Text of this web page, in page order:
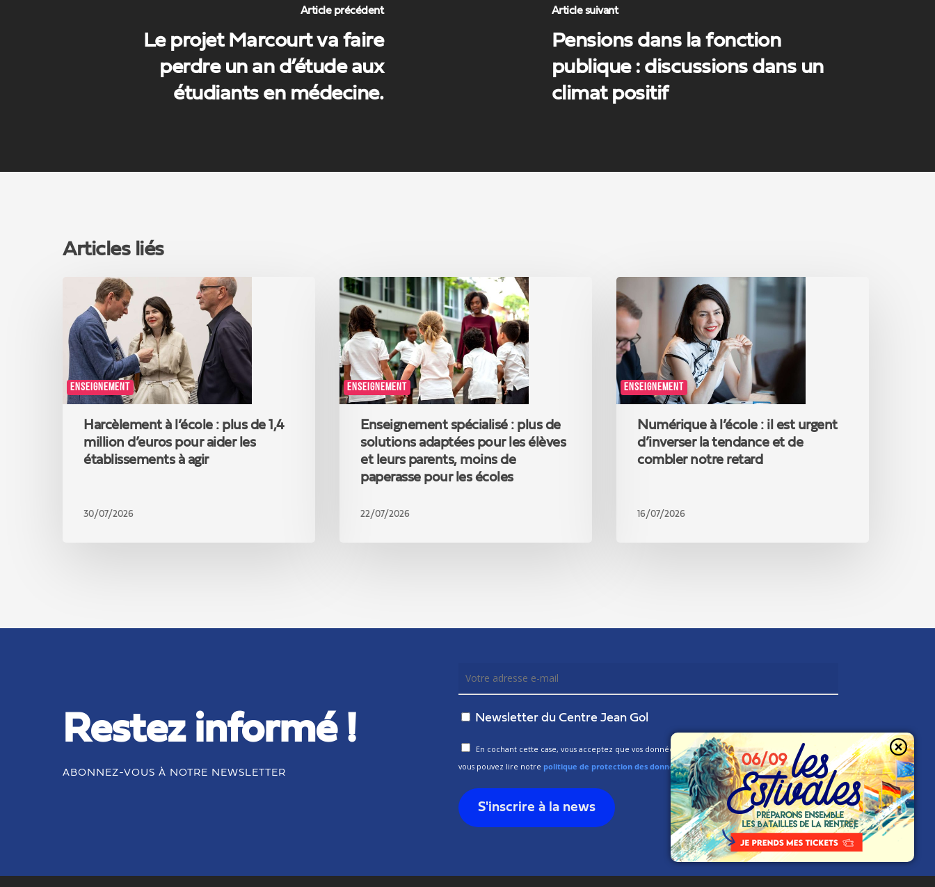
Article précédent
Le projet Marcourt va faire
perdre un an d’étude aux
étudiants en médecine.
Article suivant
Pensions dans la fonction
publique : discussions dans un
climat positif
Articles liés
ENSEIGNEMENT
Harcèlement
l’école
plus
de
1,4
million
d’euros
pour
aider
établissements
Harcèlement à l’école : plus de 1,4
million d’euros pour aider les
établissements à agir
30/07/2026
ENSEIGNEMENT
Enseignement
spécialisé
:
plus
de
solutions
adaptées
pour
les
élèves
parents,
moins
paperasse
Enseignement spécialisé : plus de
solutions adaptées pour les élèves
et leurs parents, moins de
paperasse pour les écoles
22/07/2026
ENSEIGNEMENT
Numérique
à
l’école
il
est
urgent
d’inverser
la
tendance
combler
Numérique à l’école : il est urgent
d’inverser la tendance et de
combler notre retard
16/07/2026
Restez informé !
ABONNEZ-VOUS À NOTRE NEWSLETTER
Newsletter du Centre Jean Gol
En cochant cette case, vous acceptez que vos données soient utilisées par le MR. Pour plus d’infos,
vous pouvez lire notre politique de protection des données.